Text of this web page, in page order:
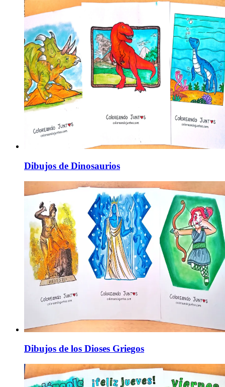
Dibujos de Dinosaurios
Dibujos de los Dioses Griegos